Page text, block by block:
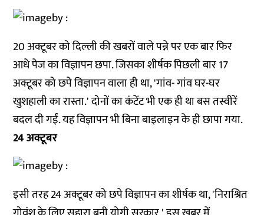
20 अक्टूबर को दिल्ली की खबरों वाले पन्ने पर एक बार फिर
आधे पेज का विज्ञापन छपा. जिसका शीर्षक पिछली बार 17
अक्टूबर को छपे विज्ञापन वाला ही था, 'गांव- गांव घर-घर
खुशहाली का रास्ता.' दोनों का कंटेंट भी एक ही था बस तस्वीरें
बदल दी गईं. यह विज्ञापन भी बिना बाइलाइन के ही छापा गया.
24 अक्टूबर
इसी तरह 24 अक्टूबर को छपे विज्ञापन का शीर्षक था, 'निराश्रित